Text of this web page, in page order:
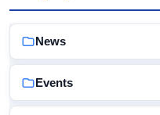
News
Events